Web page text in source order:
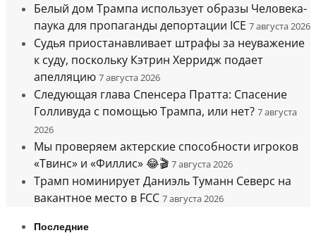
Белый дом Трампа использует образы Человека-
паука для пропаганды депортации ICE 7 августа 2026
Судья приостанавливает штрафы за неуважение
к суду, поскольку Кэтрин Херридж подает
апелляцию 7 августа 2026
Следующая глава Спенсера Пратта: Спасение
Голливуда с помощью Трампа, или нет? 7 августа
2026
Мы проверяем актерские способности игроков
«Твинс» и «Филлис» 😂🎬 7 августа 2026
Трамп номинирует Даниэль Туманн Северс на
вакантное место в FCC 7 августа 2026
Последние